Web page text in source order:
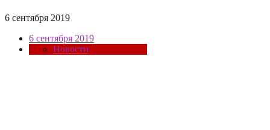
6 сентября 2019
6 сентября 2019
Новости